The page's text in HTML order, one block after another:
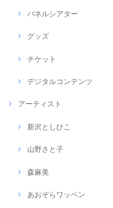
パネルシアター
グッズ
チケット
デジタルコンテンツ
アーティスト
新沢としひこ
山野さと子
森麻美
あおぞらワッペン